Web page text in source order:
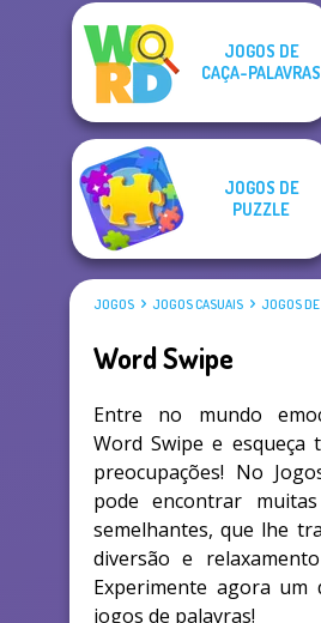
JOGOS DE
CAÇA-PALAVRAS
JOGOS DE
PUZZLE
JOGOS JOGOS CASUAIS JOGOS
Word Swipe
Entre no mundo
Word Swipe e esqueça
preocupações! No
pode encontrar muitas
semelhantes, que lhe
diversão e
Experimente agora um
jogos de palavras!